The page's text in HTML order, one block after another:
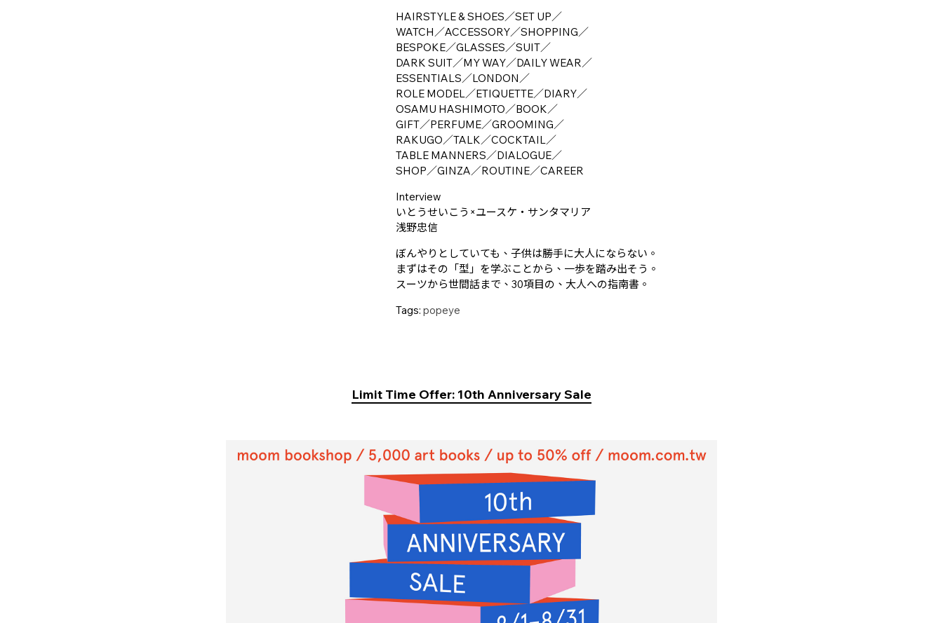
HAIRSTYLE & SHOES／SET UP／
WATCH／ACCESSORY／SHOPPING／
BESPOKE／GLASSES／SUIT／
DARK SUIT／MY WAY／DAILY WEAR／
ESSENTIALS／LONDON／
ROLE MODEL／ETIQUETTE／DIARY／
OSAMU HASHIMOTO／BOOK／
GIFT／PERFUME／GROOMING／
RAKUGO／TALK／COCKTAIL／
TABLE MANNERS／DIALOGUE／
SHOP／GINZA／ROUTINE／CAREER
Interview
いとうせいこう×ユースケ・サンタマリア
浅野忠信
ぼんやりとしていても、子供は勝手に大人にならない。
まずはその「型」を学ぶことから、一歩を踏み出そう。
スーツから世間話まで、30項目の、大人への指南書。
Tags: popeye
Limit Time Offer: 10th Anniversary Sale